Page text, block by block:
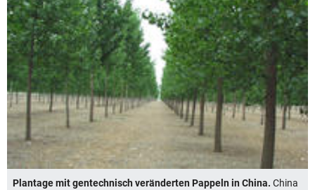
Plantage mit gentechnisch veränderten Pappeln in China. China